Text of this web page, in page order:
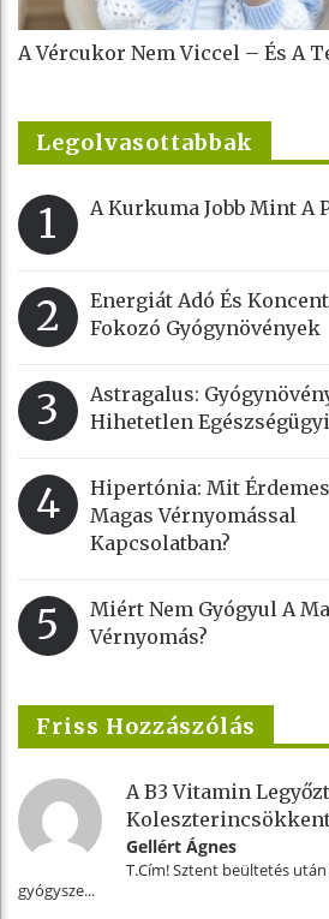
A Vércukor Nem Viccel – És A
Legolvasottabbak
1 A Kurkuma Jobb Mint A
2
Energiát Adó És
Fokozó Gyógynövények
3
Astragalus:
Hihetetlen
4
Hipertónia: Mit
Magas Vérnyomással
Kapcsolatban?
5
Miért Nem Gyógyul A
Vérnyomás?
Friss Hozzászólás
A B3 Vitamin
Gellért Ágnes
T.Cím! Sztent beültetés
gyógysze...